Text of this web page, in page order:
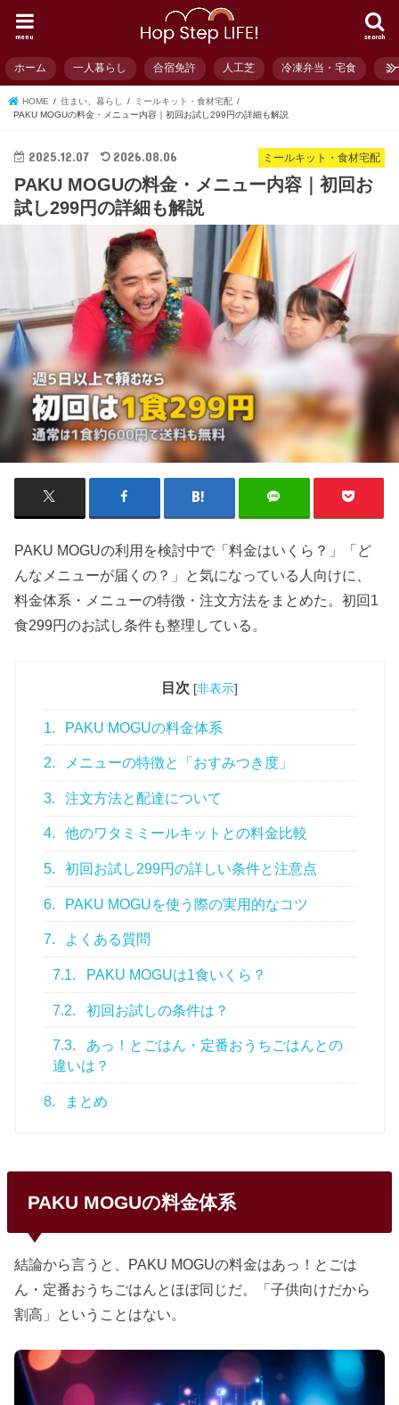
search
menu
ホーム 一人暮らし 合宿免許 人工芝 冷凍弁当・宅食 ミ
HOME 住まい、暮らし
ミールキット・食材宅配
PAKU MOGUの料金・メニュー内容｜初回お試し299円の詳細も解説
ミールキット・食材宅配
2025.12.07 2026.08.06
PAKU MOGUの料金・メニュー内容｜初回お
試し299円の詳細も解説
PAKU MOGUの利用を検討中で「料金はいくら？」「ど
んなメニューが届くの？」と気になっている人向けに、
料金体系・メニューの特徴・注文方法をまとめた。初回1
食299円のお試し条件も整理している。
目次 [非表示]
1. PAKU MOGUの料金体系
2. メニューの特徴と「おすみつき度」
3. 注文方法と配達について
4. 他のワタミミールキットとの料金比較
5. 初回お試し299円の詳しい条件と注意点
6. PAKU MOGUを使う際の実用的なコツ
7. よくある質問
7.1. PAKU MOGUは1食いくら？
7.2. 初回お試しの条件は？
7.3.
あっ！とごはん・定番おうちごはんとの
違いは？
8. まとめ
PAKU MOGUの料金体系
結論から言うと、PAKU MOGUの料金はあっ！とごは
ん・定番おうちごはんとほぼ同じだ。「子供向けだから
割高」ということはない。